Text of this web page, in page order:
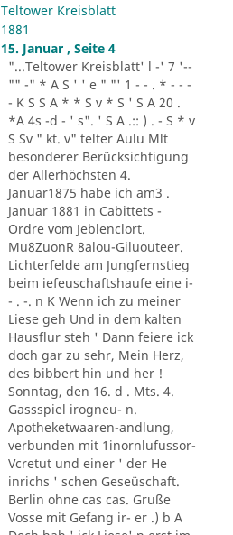
Teltower Kreisblatt
1881
15. Januar , Seite 4
"...Teltower Kreisblatt' l -' 7 '--
"" -" * A S ' ' e " "' 1 - - . * - - -
- K S S A * * S v * S ' S A 20 .
*A 4s -d - ' s". ' S A .:: ) . - S * v
S Sv " kt. v" telter Aulu Mlt
besonderer Berücksichtigung
der Allerhöchsten 4.
Januar1875 habe ich am3 .
Januar 1881 in Cabittets -
Ordre vom Jeblenclort.
Mu8ZuonR 8alou-Giluouteer.
Lichterfelde am Jungfernstieg
beim iefeuschaftshaufe eine i-
- . -. n K Wenn ich zu meiner
Liese geh Und in dem kalten
Hausflur steh ' Dann feiere ick
doch gar zu sehr, Mein Herz,
des bibbert hin und her !
Sonntag, den 16. d . Mts. 4.
Gassspiel irogneu- n.
Apotheketwaaren-andlung,
verbunden mit 1inornlufussor-
Vcretut und einer ' der He
inrichs ' schen Geseüschaft.
Berlin ohne cas cas. Gruße
Vosse mit Gefang ir- er .) b A